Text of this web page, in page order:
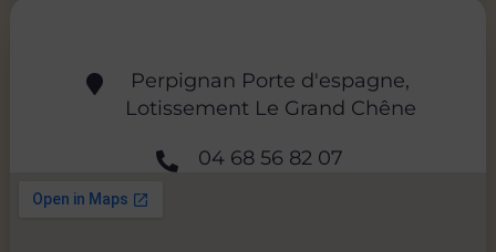
Perpignan Porte d'espagne,
Lotissement Le Grand Chêne
04 68 56 82 07